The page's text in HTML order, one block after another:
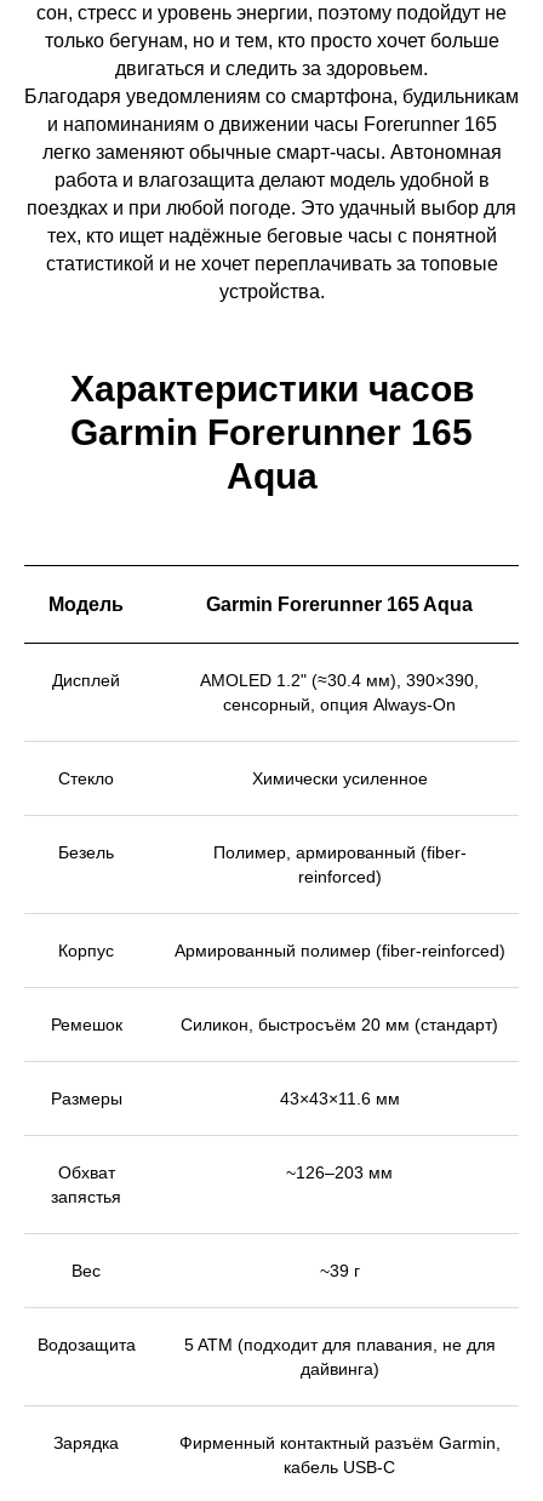
сон, стресс и уровень энергии, поэтому подойдут не
только бегунам, но и тем, кто просто хочет больше
двигаться и следить за здоровьем.
Благодаря уведомлениям со смартфона, будильникам
и напоминаниям о движении часы Forerunner 165
легко заменяют обычные смарт-часы. Автономная
работа и влагозащита делают модель удобной в
поездках и при любой погоде. Это удачный выбор для
тех, кто ищет надёжные беговые часы с понятной
статистикой и не хочет переплачивать за топовые
устройства.
Характеристики часов
Garmin Forerunner 165
Aqua
Модель Garmin Forerunner 165 Aqua
Дисплей
AMOLED 1.2" (≈30.4 мм), 390×390,
сенсорный, опция Always-On
Стекло Химически усиленное
Безель
Полимер, армированный (fiber-
reinforced)
Корпус Армированный полимер (fiber-reinforced)
Ремешок Силикон, быстросъём 20 мм (стандарт)
Размеры 43×43×11.6 мм
Обхват
запястья
~126–203 мм
Вес ~39 г
Водозащита
5 ATM (подходит для плавания, не для
дайвинга)
Зарядка
Фирменный контактный разъём Garmin,
кабель USB-C